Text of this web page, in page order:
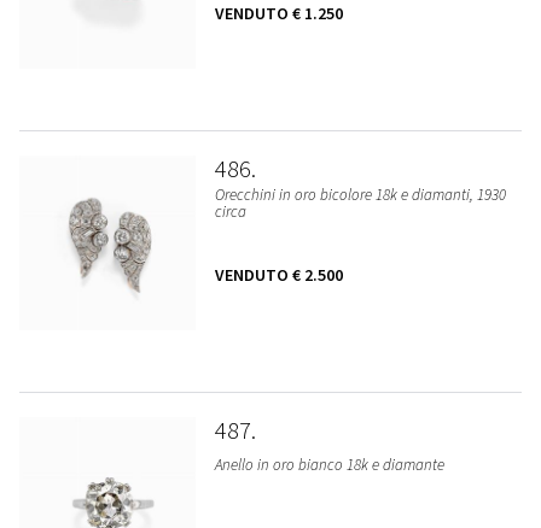
VENDUTO € 1.250
486
Orecchini in oro bicolore 18k e diamanti, 1930
circa
VENDUTO € 2.500
487
Anello in oro bianco 18k e diamante